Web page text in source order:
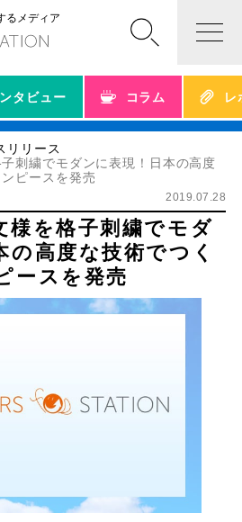
るメディア
タビュー コラム レ
リリース
刺繍でモダンに表現！日本の高度
ピースを発売
2019.07.28
様を格子刺繍でモダ
の高度な技術でつく
ースを発売